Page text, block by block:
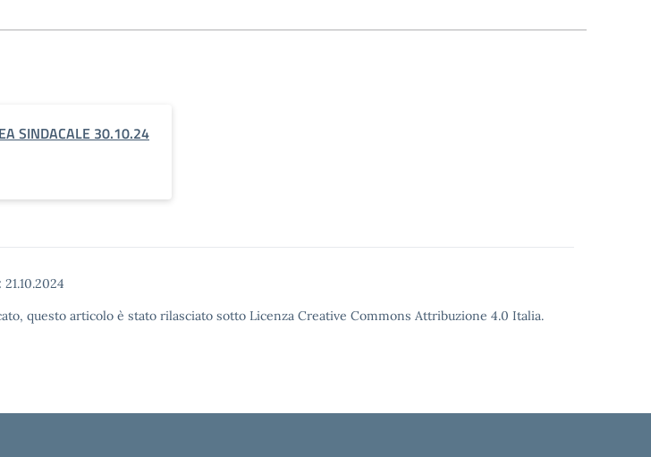
SINDACALE 30.10.24
21.10.2024
questo articolo è stato rilasciato sotto Licenza Creative Commons Attribuzione 4.0 Italia.